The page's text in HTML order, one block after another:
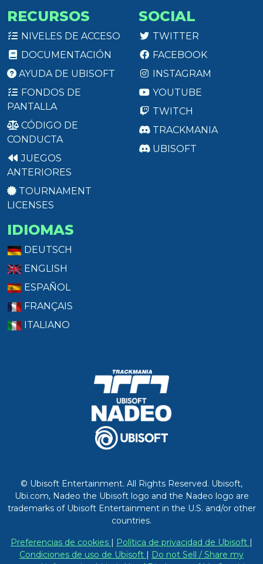
RECURSOS
NIVELES DE ACCESO
DOCUMENTACIÓN
AYUDA DE UBISOFT
FONDOS DE
PANTALLA
CÓDIGO DE
CONDUCTA
JUEGOS
ANTERIORES
TOURNAMENT
LICENSES
SOCIAL
TWITTER
FACEBOOK
INSTAGRAM
YOUTUBE
TWITCH
TRACKMANIA
UBISOFT
IDIOMAS
DEUTSCH
ENGLISH
ESPAÑOL
FRANÇAIS
ITALIANO
© Ubisoft Entertainment. All Rights Reserved. Ubisoft,
Ubi.com, Nadeo the Ubisoft logo and the Nadeo logo are
trademarks of Ubisoft Entertainment in the U.S. and/or other
countries.
Preferencias de cookies Política de privacidad de Ubisoft
Condiciones de uso de Ubisoft
Do not Sell / Share my